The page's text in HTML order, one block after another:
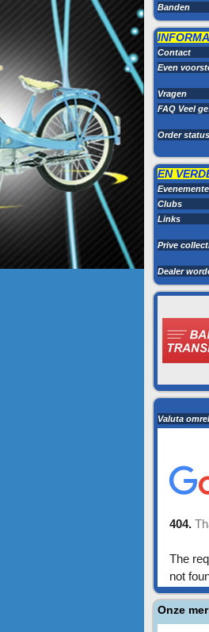
Banden
Contact
Even
Vragen
FAQ Veel
Order status
EN
Clubs
Links
Prive
Dealer
Valuta
Onze